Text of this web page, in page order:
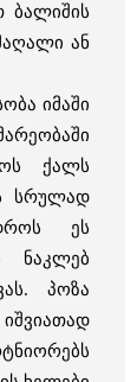
ბალიშის
ან
იმაში
ქალს
სრულად
ეს
ნაკლებ
პოზა
იშვიათად